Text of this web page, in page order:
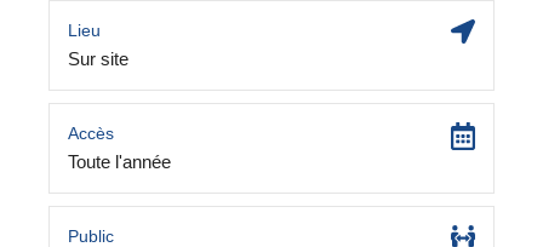
Lieu
Sur site
Accès
Toute l'année
Public